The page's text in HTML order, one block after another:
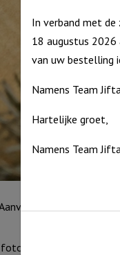
informatie
ontwerpen met
In verband met
18 augustus 2026
van uw bestelling
Namens Team
Hartelijke groet,
Namens Team